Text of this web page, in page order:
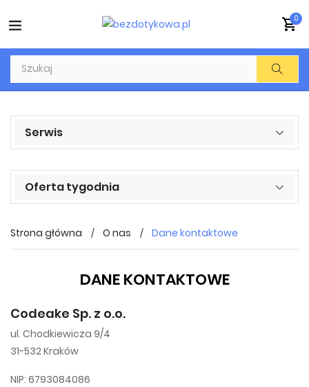
0
Serwis
Oferta tygodnia
Strona główna O nas Dane kontaktowe
DANE KONTAKTOWE
Codeake Sp. z o.o.
ul. Chodkiewicza 9/4
31-532 Kraków
NIP: 6793084086